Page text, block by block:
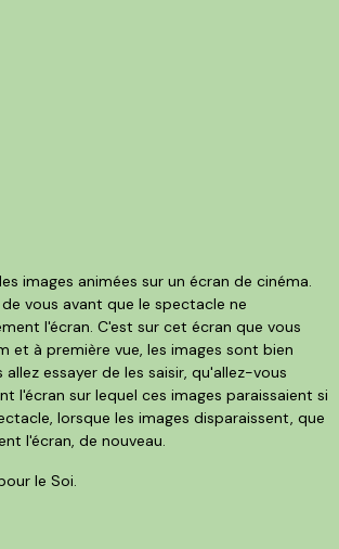
images animées sur un écran de cinéma.
vous avant que le spectacle ne
l'écran. C'est sur cet écran que vous
et à première vue, les images sont bien
allez essayer de les saisir, qu'allez-vous
l'écran sur lequel ces images paraissaient si
lorsque les images disparaissent, que
l'écran, de nouveau.
le Soi.